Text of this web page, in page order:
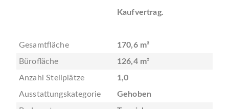
Kaufvertrag.
Gesamtfläche
170,6 m²
Bürofläche
126,4 m²
Anzahl Stellplätze
1,0
Ausstattungskategorie
Gehoben